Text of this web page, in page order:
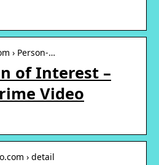
› Person-…
of Interest –
Video
› detail